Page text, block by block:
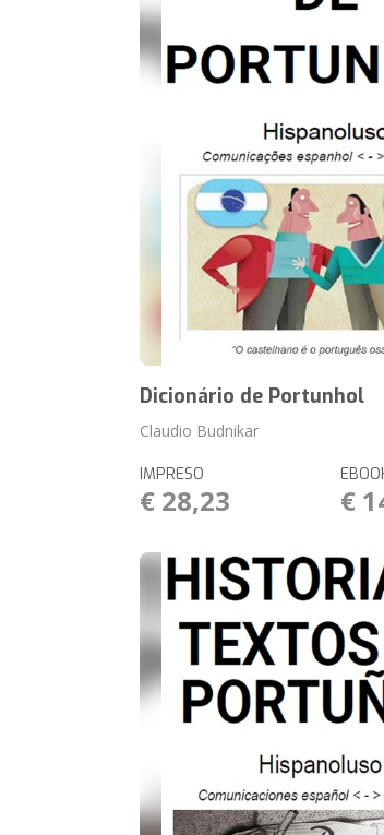
Dicionário de Portunhol
Claudio Budnikar
IMPRESO
€ 28,23 €